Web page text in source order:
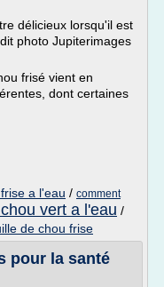
délicieux lorsqu'il est
photo Jupiterimages
frisé vient en
dont certaines
a l'eau / comment
vert a l'eau /
de chou frise
pour la santé